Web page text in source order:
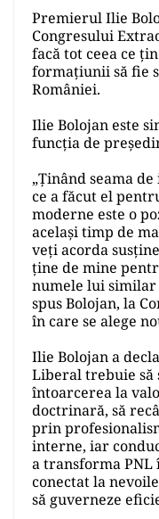
Premierul Ilie
Congresului
facă tot ceea ce
formațiunii să fie
României.
Ilie Bolojan este
funcția de
„Ținând seama
ce a făcut el
moderne este o
același timp de
veți acorda
ține de mine
numele lui similar
spus Bolojan, la
în care se alege
Ilie Bolojan a
Liberal trebuie să
întoarcerea la
doctrinară, să
prin
interne, iar
a transforma
conectat la
să guverneze